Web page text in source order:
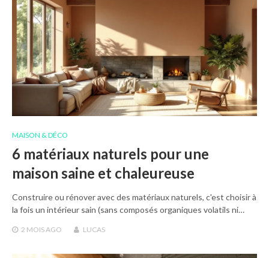
MAISON & DÉCO
6 matériaux naturels pour une
maison saine et chaleureuse
Construire ou rénover avec des matériaux naturels, c'est choisir à
la fois un intérieur sain (sans composés organiques volatils ni…
2 MOIS AGO LUCAS